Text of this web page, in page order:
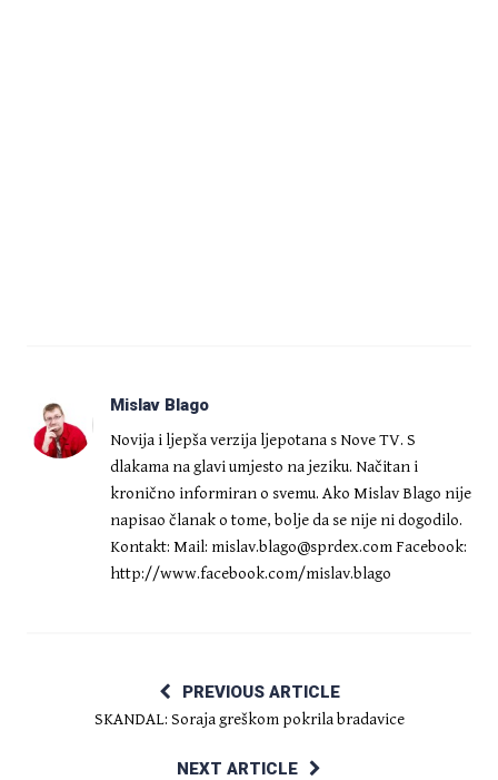
Mislav Blago
Novija i ljepša verzija ljepotana s Nove TV. S
dlakama na glavi umjesto na jeziku. Načitan i
kronično informiran o svemu. Ako Mislav Blago nije
napisao članak o tome, bolje da se nije ni dogodilo.
Kontakt: Mail: mislav.blago@sprdex.com Facebook:
http://www.facebook.com/mislav.blago
PREVIOUS ARTICLE
SKANDAL: Soraja greškom pokrila bradavice
NEXT ARTICLE